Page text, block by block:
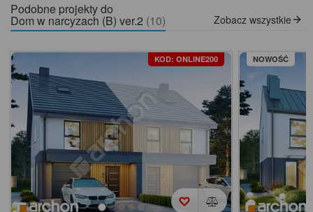
Podobne projekty do
Dom w narcyzach (B) ver.2 (10) Zobacz wszystkie
KOD: ONLINE200 NOWOŚĆ